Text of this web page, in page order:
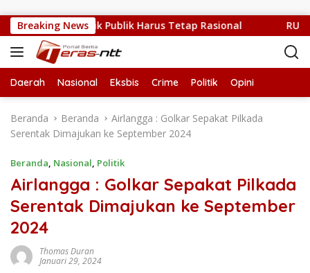
Breaking News
Sulit, Kritik Publik Harus Tetap Rasional RUPS
Daerah Nasional Eksbis Crime Politik Opini
Beranda Beranda
Airlangga : Golkar Sepakat Pilkada
Serentak Dimajukan ke September 2024
Beranda, Nasional, Politik
Airlangga : Golkar Sepakat Pilkada
Serentak Dimajukan ke September
2024
Thomas Duran
Januari 29, 2024